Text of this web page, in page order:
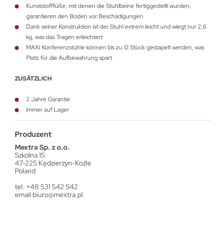
Kunststofffüße, mit denen die Stuhlbeine fertiggestellt wurden,
garantieren den Boden vor Beschädigungen
Dank seiner Konstruktion ist der Stuhl extrem leicht und wiegt nur 2,6
kg, was das Tragen erleichtert
MAXI Konferenzstühle können bis zu 12 Stück gestapelt werden, was
Platz für die Aufbewahrung spart
ZUSÄTZLICH
2 Jahre Garantie
immer auf Lager
Produzent
Mextra Sp. z o.o.
Szkolna 15
47-225 Kędzierzyn-Koźle
Poland
tel. +48 531 542 542
email biuro@mextra.pl